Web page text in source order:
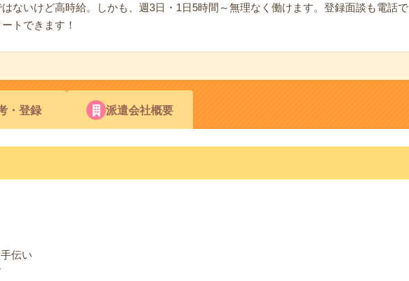
ないけど高時給。しかも、週3日・1日5時間～無理なく働けます。登録面談も電話で
トできます！
・登録 派遣会社概要
伝い